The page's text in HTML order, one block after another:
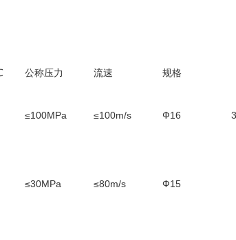
公称压力 流速
规格
≤100MPa ≤100m/s Ф16
≤30MPa ≤80m/s Ф15